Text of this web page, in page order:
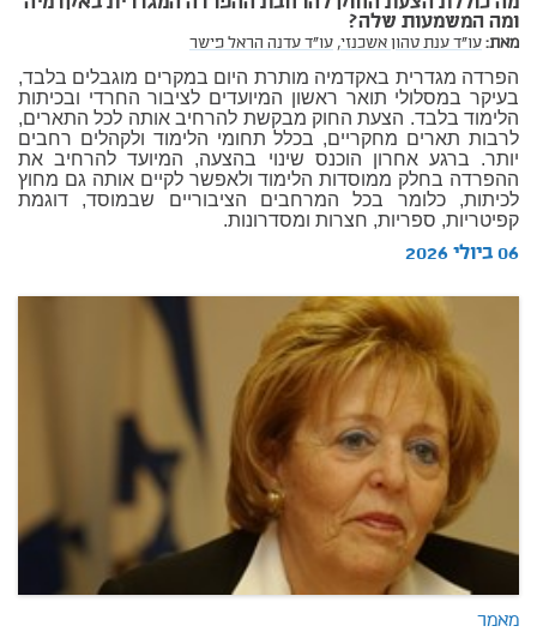
ומה המשמעות שלה?
מאת:עו"ד ענת טהון אשכנזי, עו"ד עדנה הראל פישר
הפרדה מגדרית באקדמיה מותרת היום במקרים מוגבלים בלבד,
בעיקר במסלולי תואר ראשון המיועדים לציבור החרדי ובכיתות
הלימוד בלבד. הצעת החוק מבקשת להרחיב אותה לכל התארים,
לרבות תארים מחקריים, בכלל תחומי הלימוד ולקהלים רחבים
יותר. ברגע אחרון הוכנס שינוי בהצעה, המיועד להרחיב את
ההפרדה בחלק ממוסדות הלימוד ולאפשר לקיים אותה גם מחוץ
לכיתות, כלומר בכל המרחבים הציבוריים שבמוסד, דוגמת
קפיטריות, ספריות, חצרות ומסדרונות.
06 ביולי 2026
מאמר